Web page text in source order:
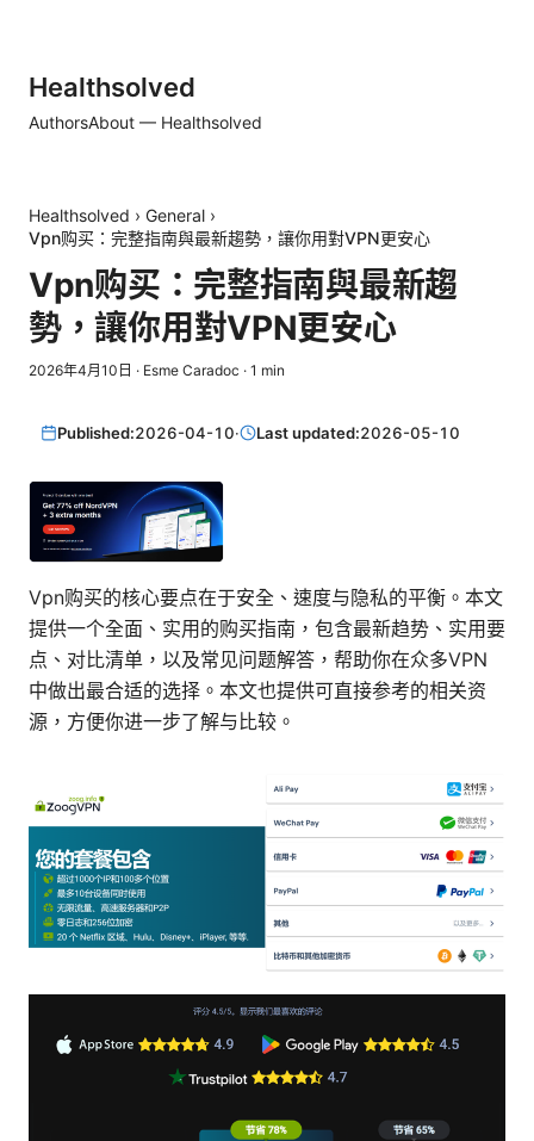
Healthsolved
AuthorsAbout — Healthsolved
Healthsolved › General ›
Vpn购买：完整指南與最新趨勢，讓你用對VPN更安心
Vpn购买：完整指南與最新趨
勢，讓你用對VPN更安心
2026年4月10日 · Esme Caradoc · 1 min
Published:2026-04-10· Last updated:2026-05-10
Vpn购买的核心要点在于安全、速度与隐私的平衡。本文
提供一个全面、实用的购买指南，包含最新趋势、实用要
点、对比清单，以及常见问题解答，帮助你在众多VPN
中做出最合适的选择。本文也提供可直接参考的相关资
源，方便你进一步了解与比较。